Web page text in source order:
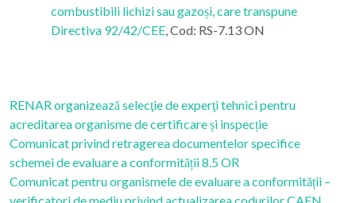
combustibili lichizi sau gazoși, care transpune
Directiva 92/42/CEE, Cod: RS-7.13 ON
RENAR organizează selecţie de experţi tehnici pentru
acreditarea organisme de certificare și inspecție
Comunicat privind retragerea documentelor specifice
schemei de evaluare a conformității 8.5 OR
Comunicat pentru organismele de evaluare a conformității –